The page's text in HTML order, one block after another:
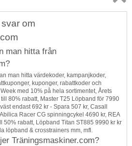
Topp
om
man hitta från
man hitta värdekoder, kampanjkoder,
kuponger, rabattkoder och
med 10% på hela sortimentet, Årets
80% rabatt, Master T25 Löpband för 7990
endast 692 kr - Spara 507 kr, Casall
Racer CG spinningcykel 4690 kr, REA
50% rabatt, Löpband Titan ST885 9990 kr kr
löpband & crosstrainers mm, mfl.
Träningsmaskiner.com?